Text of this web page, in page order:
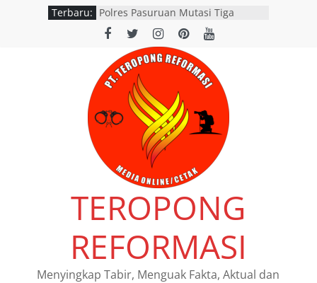
Terbaru: Polres Pasuruan Mutasi Tiga
Penyidik Polsek Beji Demi
Efektivitas dan Kelancaran Proses
Penyidikan
SATLANTAS POLRES NGANJUK
DORONG PERCEPATAN TINDAK
LANJUT HASIL RAPAT FKLL
BERSAMA INSTANSI TERKAIT
Polres Pasuruan Tegaskan
Penanganan Kasus Laka Lantas
2017 Telah Tuntas dan
Berkekuatan Hukum Tetap
Pemerintah Provinsi Jawa Timur
resmi menggelar program
pemutihan dan pembebasan pajak
daerah di seluruh kantor Samsat
wilayah Jatim
Siswi SMAN 1 Kedamean Juara I
Lomba Voice Over HPN 2026 Gresik
TEROPONG
REFORMASI
Menyingkap Tabir, Menguak Fakta, Aktual dan